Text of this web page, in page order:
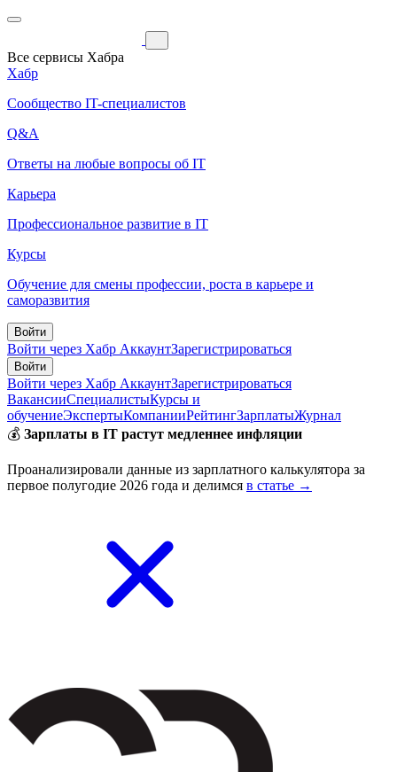
Все сервисы Хабра
Хабр
Сообщество IT-специалистов
Q&A
Ответы на любые вопросы об IT
Карьера
Профессиональное развитие в IT
Курсы
Обучение для смены профессии, роста в карьере и
саморазвития
Войти
Войти через Хабр АккаунтЗарегистрироваться
Войти
Войти через Хабр АккаунтЗарегистрироваться
ВакансииСпециалистыКурсы и
обучениеЭкспертыКомпанииРейтингЗарплатыЖурнал
💰 Зарплаты в IT растут медленнее инфляции
Проанализировали данные из зарплатного калькулятора за
первое полугодие 2026 года и делимся в статье →